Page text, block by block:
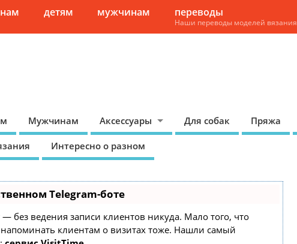
детям мужчинам переводы
Наши переводы моделей вязания
Мужчинам Аксессуары Для собак Пряжа
Интересно о разном
Telegram-боте
— без ведения записи клиентов никуда. Мало того, что
клиентам о визитах тоже. Нашли самый